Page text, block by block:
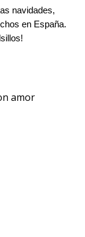
navidades,
en España.